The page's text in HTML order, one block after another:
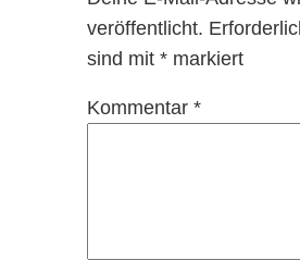
veröffentlicht.
sind mit *markiert
Kommentar *